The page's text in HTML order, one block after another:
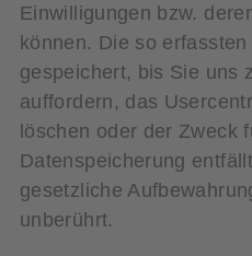
Einwilligungen bzw.
können. Die so
gespeichert, bis Sie uns
auffordern, das
löschen oder der Zweck
Datenspeicherung
gesetzliche
unberührt.